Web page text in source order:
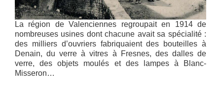
La région de Valenciennes regroupait en 1914 de
nombreuses usines dont chacune avait sa spécialité :
des milliers d’ouvriers fabriquaient des bouteilles à
Denain, du verre à vitres à Fresnes, des dalles de
verre, des objets moulés et des lampes à Blanc-
Misseron…